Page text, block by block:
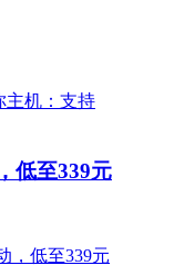
低至339元